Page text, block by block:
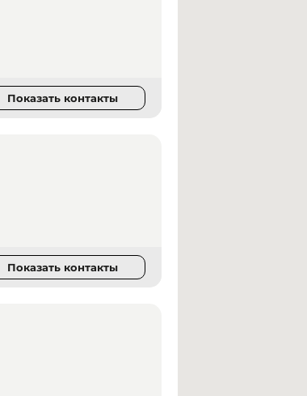
Показать контакты
Показать контакты